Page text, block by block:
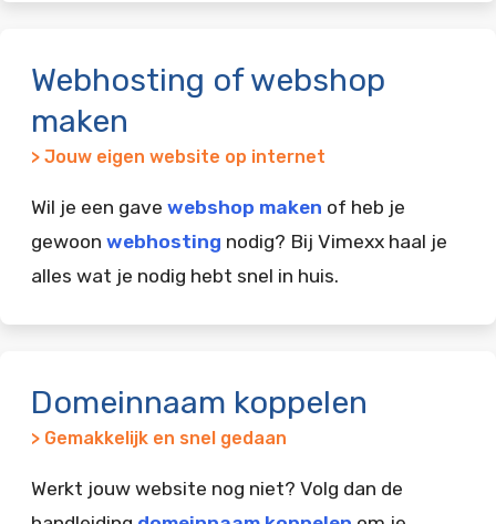
Webhosting of webshop
maken
> Jouw eigen website op internet
Wil je een gave webshop maken of heb je
gewoon webhosting nodig? Bij Vimexx haal je
alles wat je nodig hebt snel in huis.
Domeinnaam koppelen
> Gemakkelijk en snel gedaan
Werkt jouw website nog niet? Volg dan de